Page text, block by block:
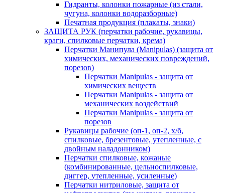
Гидранты, колонки пожарные (из стали,
чугуна, колонки водоразборные)
Печатная продукция (плакаты, знаки)
ЗАЩИТА РУК (перчатки рабочие, рукавицы,
краги, спилковые перчатки, крема)
Перчатки Манипула (Manipulas) (защита от
химических, механических повреждений,
порезов)
Перчатки Manipulas - защита от
химических веществ
Перчатки Manipulas - защита от
механических воздействий
Перчатки Manipulas - защита от
порезов
Рукавицы рабочие (оп-1, оп-2, х/б,
спилковые, брезентовые, утепленные, с
двойным наладонником)
Перчатки спилковые, кожаные
(комбинированные, цельноспилковые,
диггер, утепленные, усиленные)
Перчатки нитриловые, защита от